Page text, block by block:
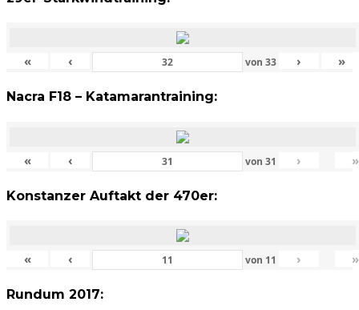
« ‹ von33 › »
Nacra F18 – Katamarantraining:
« ‹ von31 › »
Konstanzer Auftakt der 470er:
« ‹ von 11 › »
Rundum 2017: